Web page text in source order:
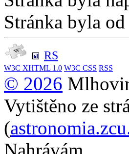
Stránka byla
RS
W3C XHTML 1.0 W3C CSS RSS
© 2026
Vytištěno ze
(
Nahrávám...